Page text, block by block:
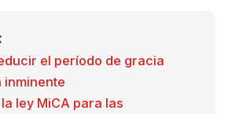
el período de gracia
inminente
ley MiCA para las